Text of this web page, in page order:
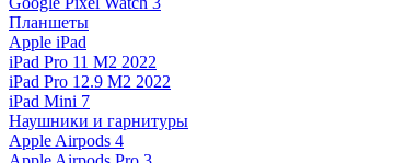
Планшеты
Apple iPad
iPad Pro 11 M2 2022
iPad Pro 12.9 M2 2022
iPad Mini 7
Наушники и гарнитуры
Apple Airpods 4